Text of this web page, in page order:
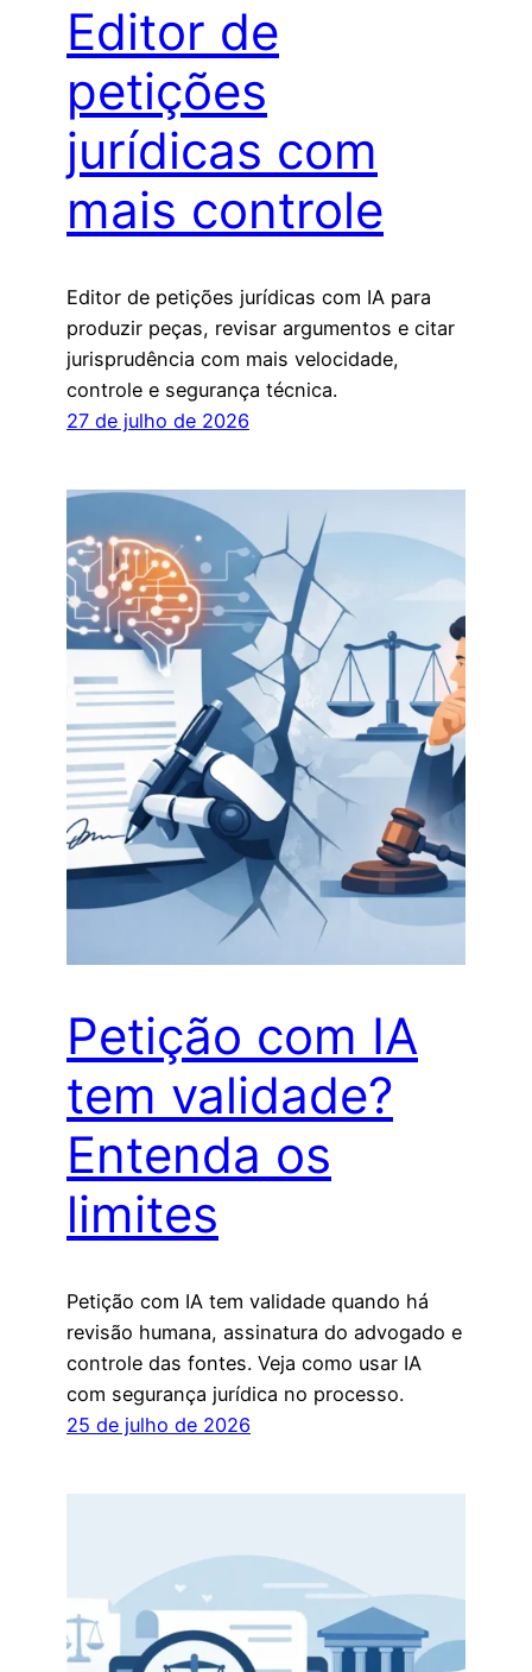
Editor de
petições
jurídicas com
mais controle
Editor de petições jurídicas com IA para
produzir peças, revisar argumentos e citar
jurisprudência com mais velocidade,
controle e segurança técnica.
27 de julho de 2026
Petição com IA
tem validade?
Entenda os
limites
Petição com IA tem validade quando há
revisão humana, assinatura do advogado e
controle das fontes. Veja como usar IA
com segurança jurídica no processo.
25 de julho de 2026